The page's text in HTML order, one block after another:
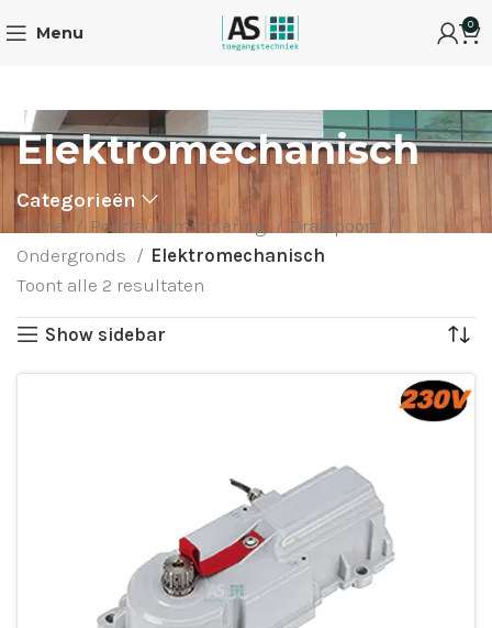
Menu 0
Elektromechanisch
Categorieën
Home Poortautomatisering
Draaipoort
Ondergronds
Elektromechanisch
Toont alle 2 resultaten
Show sidebar